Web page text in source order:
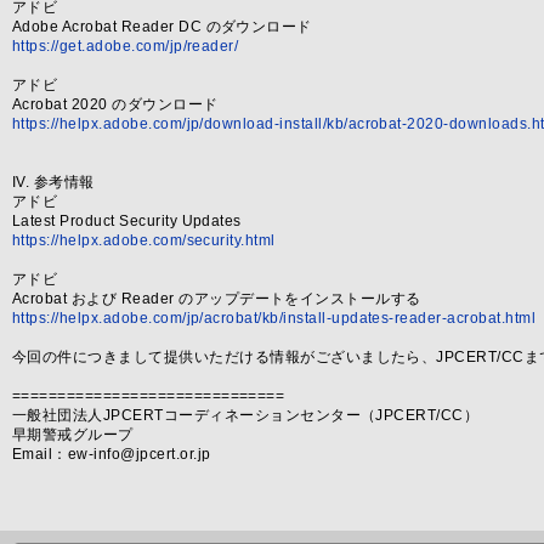
アドビ
Adobe Acrobat Reader DC のダウンロード
https://get.adobe.com/jp/reader/
アドビ
Acrobat 2020 のダウンロード
https://helpx.adobe.com/jp/download-install/kb/acrobat-2020-
IV. 参考情報
アドビ
Latest Product Security Updates
https://helpx.adobe.com/security.html
アドビ
Acrobat および Reader のアップデートをインストールする
https://helpx.adobe.com/jp/acrobat/kb/install-updates-reader-acrobat.html
今回の件につきまして提供いただける情報がございましたら、JPCERT/CCま
==============================
一般社団法人JPCERTコーディネーションセンター（JPCERT/CC）
早期警戒グループ
Email：ew-info@jpcert.or.jp